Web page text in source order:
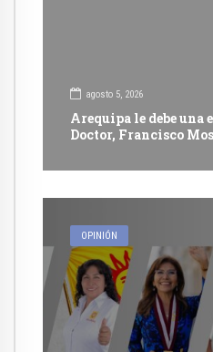
agosto 5, 2026
Arequipa le debe una
Doctor, Francisco
OPINIÓN